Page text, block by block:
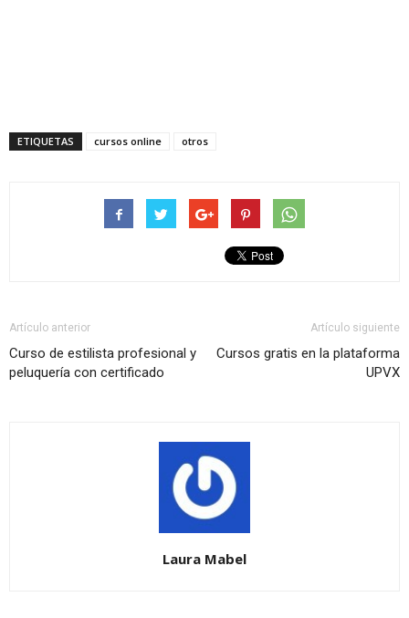
ETIQUETAS cursos online otros
Artículo anterior
Curso de estilista profesional y
peluquería con certificado
Artículo siguiente
Cursos gratis en la plataforma
UPVX
Laura Mabel